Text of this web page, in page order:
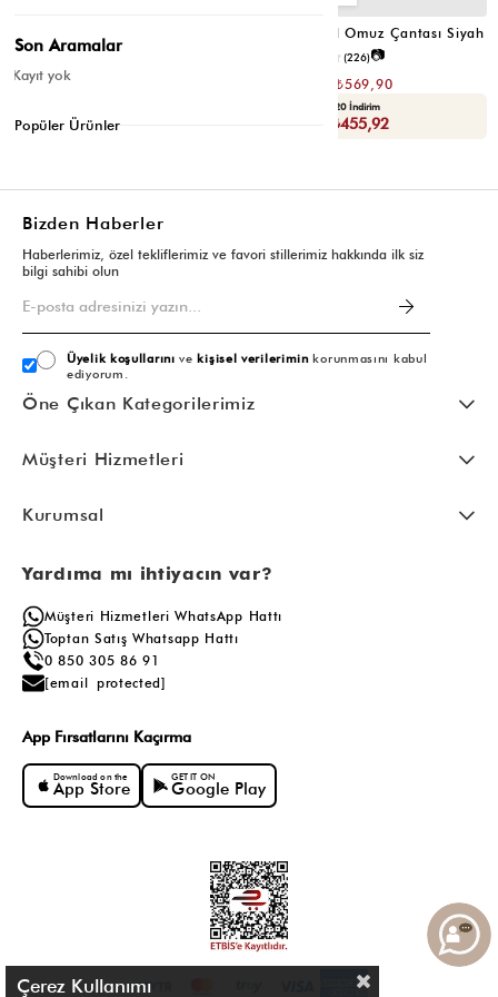
₺1.139,80
Sepette : ₺398,93
Valerie Oval Omuz Çantası Siyah
(226)📷
₺569,90
Yaza Özel Ek %20 İndirim
Sepette : ₺455,92
Bizden Haberler
Haberlerimiz, özel tekliflerimiz ve favori stillerimiz hakkında ilk siz
bilgi sahibi olun
Üyelik koşullarını vekişisel verileriminkorunmasını kabul
ediyorum.
Öne Çıkan Kategorilerimiz
Müşteri Hizmetleri
Kurumsal
Yardıma mı ihtiyacın var?
Müşteri Hizmetleri WhatsApp Hattı
Toptan Satış Whatsapp Hattı
0 850 305 86 91
[email protected]
App Fırsatlarını Kaçırma
Download on the
App Store
GET IT ON
Google Play
Çerez Kullanımı
Son Aramalar
Kayıt yok
Popüler Ürünler